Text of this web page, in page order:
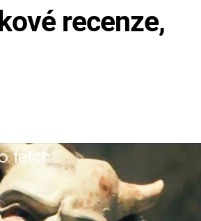
recenze,
fetch
než by bylo záhodno. Teď nás